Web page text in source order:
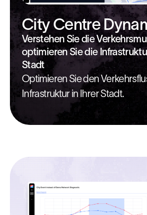
City Centre
Verstehen Sie die
optimieren Sie die
Stadt
Optimieren Sie den
Infrastruktur in Ihrer Stadt.